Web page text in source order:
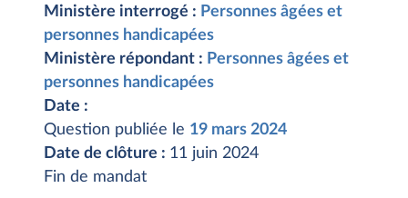
Ministère interrogé : Personnes âgées et
personnes handicapées
Ministère répondant : Personnes âgées et
personnes handicapées
Date :
Question publiée le 19 mars 2024
Date de clôture : 11 juin 2024
Fin de mandat